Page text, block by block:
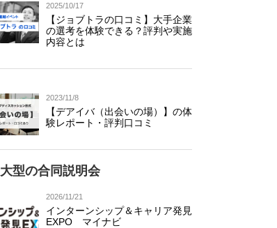
2025/10/17
【ジョブトラの口コミ】大手企業
の選考を体験できる？評判や実施
内容とは
2023/11/8
【デアイバ（出会いの場）】の体
験レポート・評判口コミ
大型の合同説明会
2026/11/21
インターンシップ＆キャリア発見
EXPO マイナビ